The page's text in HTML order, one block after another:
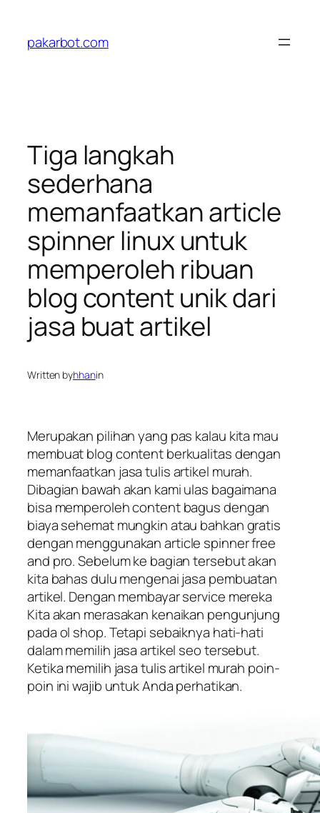
content
pakarbot.com
Tiga langkah
sederhana
memanfaatkan article
spinner linux untuk
memperoleh ribuan
blog content unik dari
jasa buat artikel
Written byhhanin
Merupakan pilihan yang pas kalau kita mau
membuat blog content berkualitas dengan
memanfaatkan jasa tulis artikel murah.
Dibagian bawah akan kami ulas bagaimana
bisa memperoleh content bagus dengan
biaya sehemat mungkin atau bahkan gratis
dengan menggunakan article spinner free
and pro. Sebelum ke bagian tersebut akan
kita bahas dulu mengenai jasa pembuatan
artikel. Dengan membayar service mereka
Kita akan merasakan kenaikan pengunjung
pada ol shop. Tetapi sebaiknya hati-hati
dalam memilih jasa artikel seo tersebut.
Ketika memilih jasa tulis artikel murah poin-
poin ini wajib untuk Anda perhatikan.